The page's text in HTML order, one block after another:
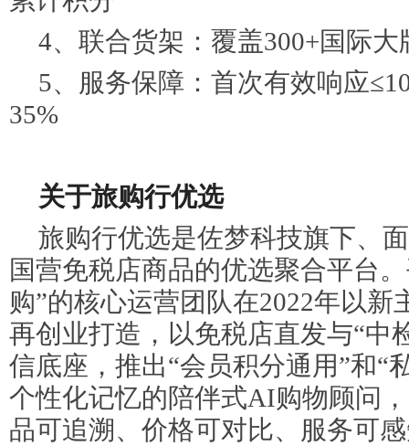
4、联合货架：覆盖300+国际
5、服务保障：首次有效响应
35%
关于旅购行优选
旅购行优选是佐梦科技旗下、
国营免税店商品的优选聚合平台
购”的核心运营团队在2022年以新
再创业打造，以免税店直发与“中
信底座，推出“会员积分通用”和“
个性化记忆的陪伴式AI购物顾问
品可追溯、价格可对比、服务可